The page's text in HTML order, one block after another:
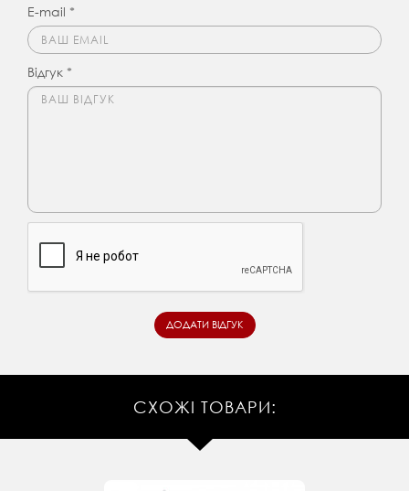
E-mail *
Відгук *
СХОЖІ ТОВАРИ: